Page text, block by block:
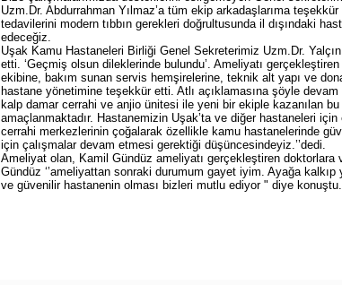
Uzm.Dr. Abdurrahman Yılmaz’a tüm ekip arkadaşlarıma
tedavilerini modern tıbbın gerekleri doğrultusunda il dışındaki
edeceğiz.
Uşak Kamu Hastaneleri Birliği Genel Sekreterimiz Uzm.Dr.
etti. ‘Geçmiş olsun dileklerinde bulundu’. Ameliyatı
ekibine, bakım sunan servis hemşirelerine, teknik alt yapı ve
hastane yönetimine teşekkür etti. Atlı açıklamasına şöyle
kalp damar cerrahi ve anjio ünitesi ile yeni bir ekiple kazanılan bu
amaçlanmaktadır. Hastanemizin Uşak’ta ve diğer hastaneleri
cerrahi merkezlerinin çoğalarak özellikle kamu hastanelerinde
için çalışmalar devam etmesi gerektiği düşüncesindeyiz.’’dedi.
Ameliyat olan, Kamil Gündüz ameliyatı gerçekleştiren doktorlara
Gündüz ‘’ameliyattan sonraki durumum gayet iyim. Ayağa
ve güvenilir hastanenin olması bizleri mutlu ediyor " diye konuştu.